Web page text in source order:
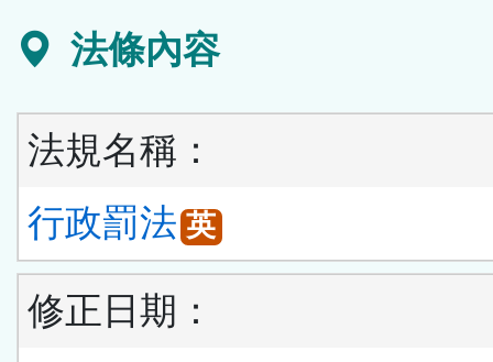
法條內容
法規名稱：
行政罰法 英
修正日期：